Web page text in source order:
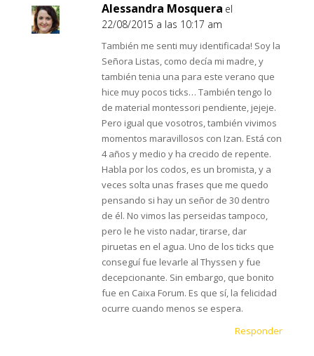
Alessandra Mosquera el
22/08/2015 a las 10:17 am
También me senti muy identificada! Soy la
Señora Listas, como decía mi madre, y
también tenia una para este verano que
hice muy pocos ticks… También tengo lo
de material montessori pendiente, jejeje.
Pero igual que vosotros, también vivimos
momentos maravillosos con Izan. Está con
4 años y medio y ha crecido de repente.
Habla por los codos, es un bromista, y a
veces solta unas frases que me quedo
pensando si hay un señor de 30 dentro
de él. No vimos las perseidas tampoco,
pero le he visto nadar, tirarse, dar
piruetas en el agua. Uno de los ticks que
conseguí fue levarle al Thyssen y fue
decepcionante. Sin embargo, que bonito
fue en Caixa Forum. Es que sí, la felicidad
ocurre cuando menos se espera.
Responder